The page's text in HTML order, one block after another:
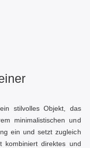
stilvolles Objekt, das
minimalistischen und
ein und setzt zugleich
kombiniert direktes und